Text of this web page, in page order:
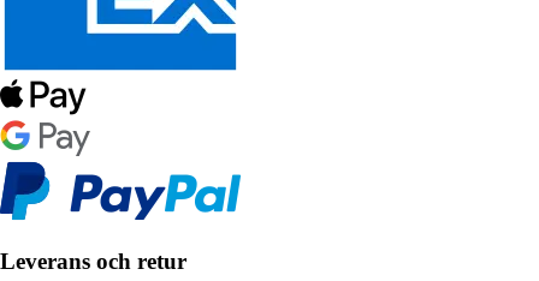
Leverans och retur